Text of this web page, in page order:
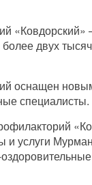
двух
оснащен
специалисты.
и услуги